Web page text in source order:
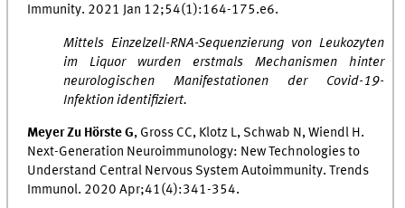
Immunity. 2021 Jan 12;54(1):164-175.e6.
Mittels Einzelzell-RNA-Sequenzierung von Leukozyten
im Liquor wurden erstmals Mechanismen hinter
neurologischen Manifestationen der Covid-19-
Infektion identifiziert.
Meyer Zu Hörste G, Gross CC, Klotz L, Schwab N, Wiendl H.
Next-Generation Neuroimmunology: New Technologies to
Understand Central Nervous System Autoimmunity. Trends
Immunol. 2020 Apr;41(4):341-354.